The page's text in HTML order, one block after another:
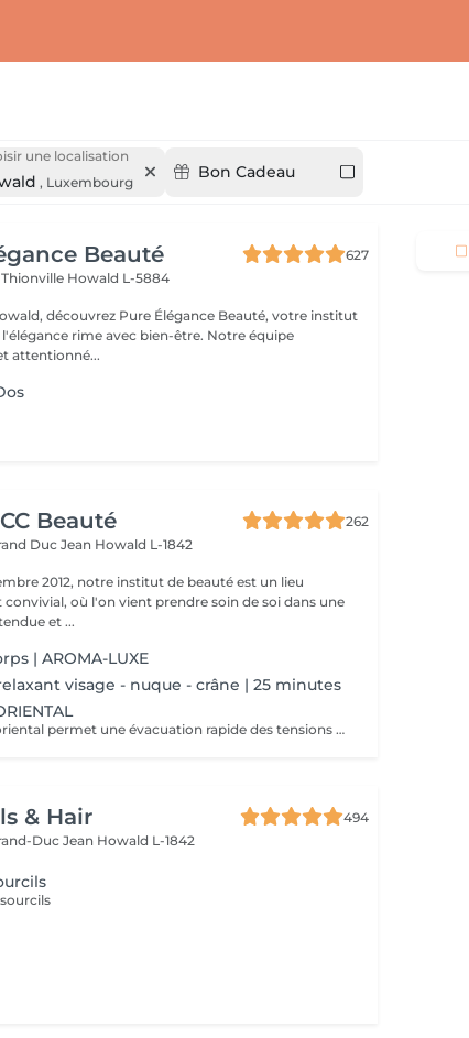
une localisation
, Luxembourg
Bon Cadeau
Beauté
627
Howald L-5884
découvrez Pure Élégance Beauté, votre institut
rime avec bien-être. Notre équipe
attentionné...
Beauté
262
Duc Jean Howald L-1842
2012, notre institut de beauté est un lieu
convivial, où l'on vient prendre soin de soi dans une
et ...
| AROMA-LUXE
visage - nuque - crâne | 25 minutes
Le massage oriental permet une évacuation rapide des tensions nerveuses et des toxines, délie et assouplit les muscles, vous allez plonger dans un état de relaxation intense.
& Hair
494
Duc Jean Howald L-1842